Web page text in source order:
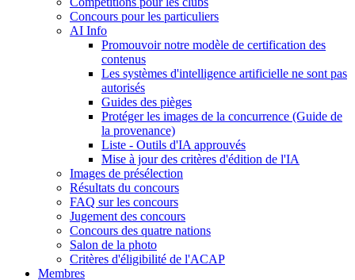
Concours pour les particuliers
AI Info
Promouvoir notre modèle de certification des
contenus
Les systèmes d'intelligence artificielle ne sont pas
autorisés
Guides des pièges
Protéger les images de la concurrence (Guide de
la provenance)
Liste - Outils d'IA approuvés
Mise à jour des critères d'édition de l'IA
Images de présélection
Résultats du concours
FAQ sur les concours
Jugement des concours
Concours des quatre nations
Salon de la photo
Critères d'éligibilité de l'ACAP
Membres